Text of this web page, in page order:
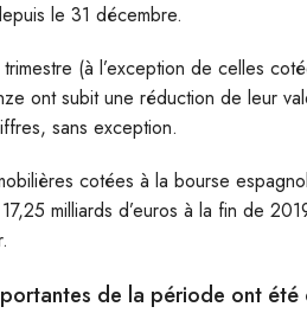
le 31 décembre.
(à l’exception de celles
ont subit une réduction de leur
sans exception.
cotées à la bourse
milliards d’euros à la fin de
de la période ont été